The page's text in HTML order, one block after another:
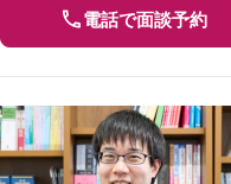
電話で面談予約